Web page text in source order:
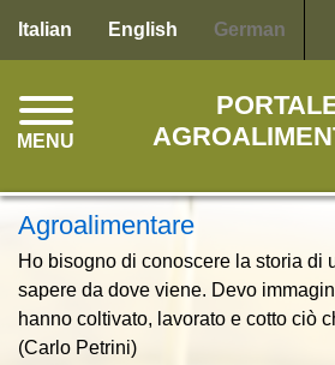
Italian English German
MENU
Agroalimentare
Ho bisogno di conoscere la storia di
sapere da dove viene. Devo
hanno coltivato, lavorato e cotto ciò
(Carlo Petrini)